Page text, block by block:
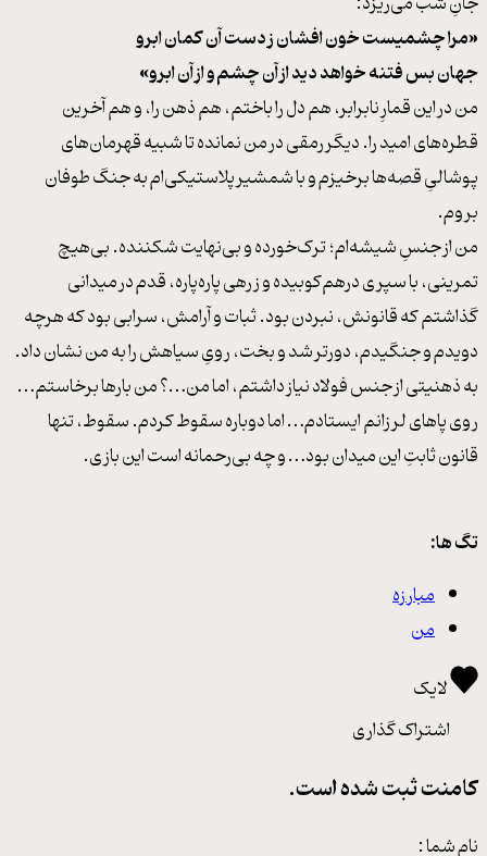
«مرا چشمیست خون افشان ز دست آن کمان ابرو
جهان بس فتنه خواهد دید از آن چشم و از آن ابرو»
من در این قمارِ نابرابر، هم دل را باختم، هم ذهن را، و هم آخرین
قطره‌های امید را. دیگر رمقی در من نمانده تا شبیه قهرمان‌های
پوشالیِ قصه‌ها برخیزم و با شمشیر پلاستیکی‌ام به جنگ طوفان
بروم.
من از جنسِ شیشه‌ام؛ ترک‌خورده و بی‌نهایت شکننده. بی‌هیچ
تمرینی، با سپری درهم‌کوبیده و زرهی پاره‌پاره، قدم در میدانی
گذاشتم که قانونش، نبردن بود. ثبات و آرامش، سرابی بود که هرچه
دویدم و جنگیدم، دورتر شد و بخت، رویِ سیاهش را به من نشان داد.
به ذهنیتی از جنس فولاد نیاز داشتم، اما من…؟ من بارها برخاستم…
روی پاهای لرزانم ایستادم… اما دوباره سقوط کردم. سقوط، تنها
قانون ثابتِ این میدان بود… و چه بی‌رحمانه است این بازی.
تگ ها:
مبارزه
من
لایک
اشتراک گذاری
کامنت ثبت شده است.
نام شما :